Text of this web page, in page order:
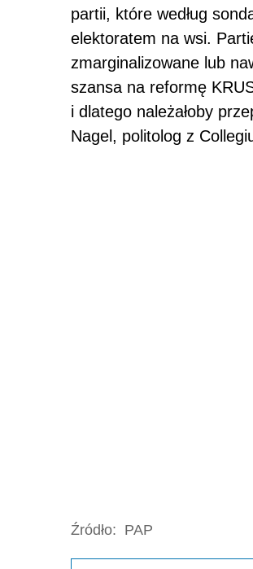
partii, które według
elektoratem na wsi.
zmarginalizowane lub
szansa na reformę
i dlatego należałoby
Nagel, politolog z
Źródło: PAP